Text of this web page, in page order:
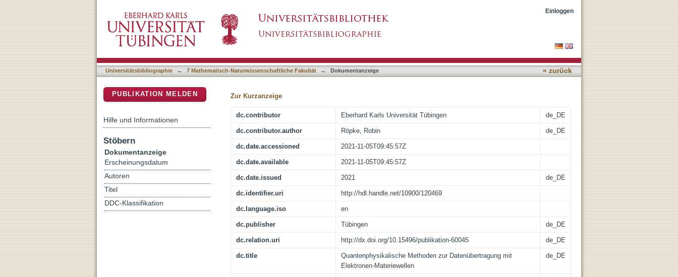
Einloggen
Universitätsbibliographie → 7 Mathematisch-Naturwissenschaftliche Fakultät → Dokumentanzeige « zurück
Zur Kurzanzeige
dc.contributor Eberhard Karls Universität Tübingen de_DE
dc.contributor.author Röpke, Robin de_DE
dc.date.accessioned 2021-11-05T09:45:57Z
dc.date.available 2021-11-05T09:45:57Z
dc.date.issued 2021 de_DE
dc.identifier.uri http://hdl.handle.net/10900/120469
dc.language.iso en
dc.publisher Tübingen de_DE
dc.relation.uri http://dx.doi.org/10.15496/publikation-60045 de_DE
dc.title
Quantenphysikalische Methoden zur Datenübertragung mit
Elektronen-Materiewellen
de_DE
PUBLIKATION MELDEN
Hilfe und Informationen
Stöbern
Dokumentanzeige
Erscheinungsdatum
Autoren
Titel
DDC-Klassifikation